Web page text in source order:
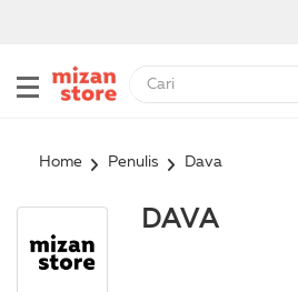
Home Penulis Dava
DAVA